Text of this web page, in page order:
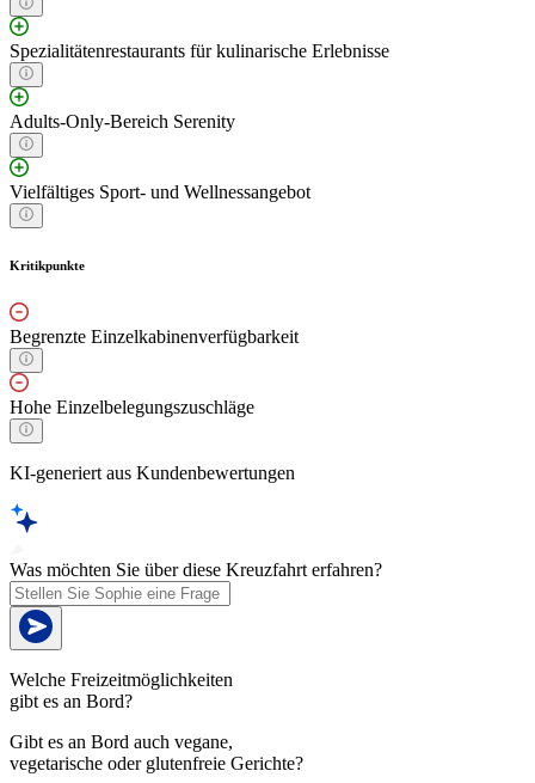
Spezialitätenrestaurants für kulinarische Erlebnisse
Adults-Only-Bereich Serenity
Vielfältiges Sport- und Wellnessangebot
Kritikpunkte
Begrenzte Einzelkabinenverfügbarkeit
Hohe Einzelbelegungszuschläge
KI-generiert aus Kundenbewertungen
Was möchten Sie über diese Kreuzfahrt erfahren?
Welche Freizeitmöglichkeiten
gibt es an Bord?
Gibt es an Bord auch vegane,
vegetarische oder glutenfreie Gerichte?